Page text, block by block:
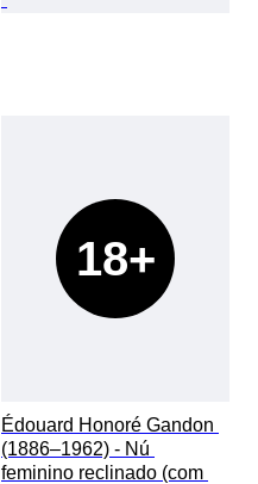
18+
Édouard Honoré Gandon
(1886–1962) - Nú
feminino reclinado (com